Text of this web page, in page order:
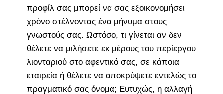
προφίλ σας μπορεί να σας εξοικονομήσει
χρόνο στέλνοντας ένα μήνυμα στους
γνωστούς σας. Ωστόσο, τι γίνεται αν δεν
θέλετε να μιλήσετε εκ μέρους του περίεργου
λιονταριού στο αφεντικό σας, σε κάποια
εταιρεία ή θέλετε να αποκρύψετε εντελώς το
πραγματικό σας όνομα; Ευτυχώς, η αλλαγή